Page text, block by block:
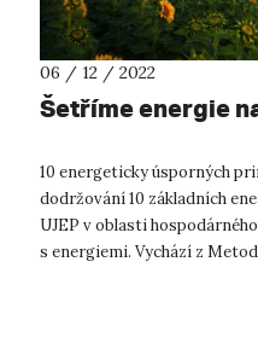
06 / 12 / 2022
Šetříme energie
10 energeticky úsporných
dodržování 10 základních
UJEP v oblasti
s energiemi. Vychází z